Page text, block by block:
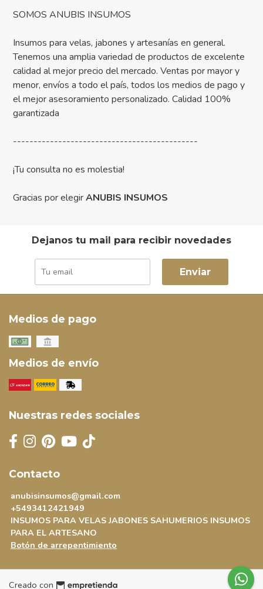
SOMOS ANUBIS INSUMOS
Insumos para velas, jabones y artesanías en general.
Tenemos una amplia variedad de productos de excelente
calidad al mejor precio del mercado. Ventas por mayor y
menor, envíos a todo el país, todos los medios de pago y
el mejor asesoramiento personalizado. Calidad 100%
garantizada
---------------------------------------------
¡Tu consulta no es molestia!
Gracias por elegirANUBIS INSUMOS
Dejanos tu mail para recibir novedades
Enviar
Medios de pago
Medios de envío
Nuestras redes sociales
Contacto
anubisinsumos@gmail.com
+5493412421949
INSUMOS PARA VELAS JABONES SAHUMERIOS INSUMOS
PARA EL ARTESANO
Botón de arrepentimiento
Creado con